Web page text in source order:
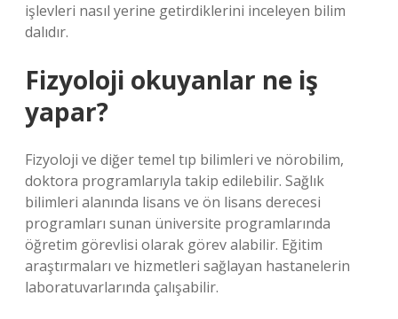
işlevleri nasıl yerine getirdiklerini inceleyen bilim
dalıdır.
Fizyoloji okuyanlar ne iş
yapar?
Fizyoloji ve diğer temel tıp bilimleri ve nörobilim,
doktora programlarıyla takip edilebilir. Sağlık
bilimleri alanında lisans ve ön lisans derecesi
programları sunan üniversite programlarında
öğretim görevlisi olarak görev alabilir. Eğitim
araştırmaları ve hizmetleri sağlayan hastanelerin
laboratuvarlarında çalışabilir.